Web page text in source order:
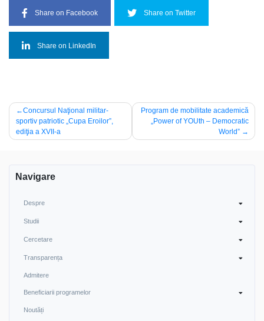
Share on Facebook Share on Twitter
Share on LinkedIn
Navigare
în
articole
Concursul Naţional militar-
sportiv patriotic „Cupa Eroilor”,
ediţia a XVII-a
Program de mobilitate academică
„Power of YOUth – Democratic
World”
Navigare
Despre
Studii
Cercetare
Transparența
Admitere
Beneficiarii programelor
Noutăți